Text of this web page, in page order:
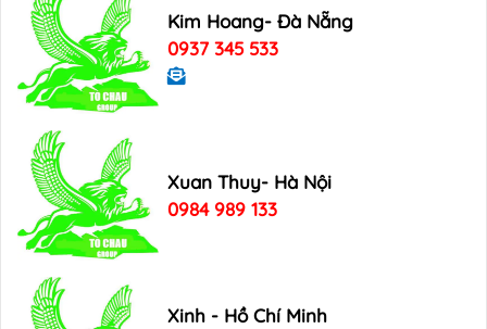
Kim Hoang- Đà Nẵng
0937 345 533
Xuan Thuy- Hà Nội
0984 989 133
Xinh - Hồ Chí Minh